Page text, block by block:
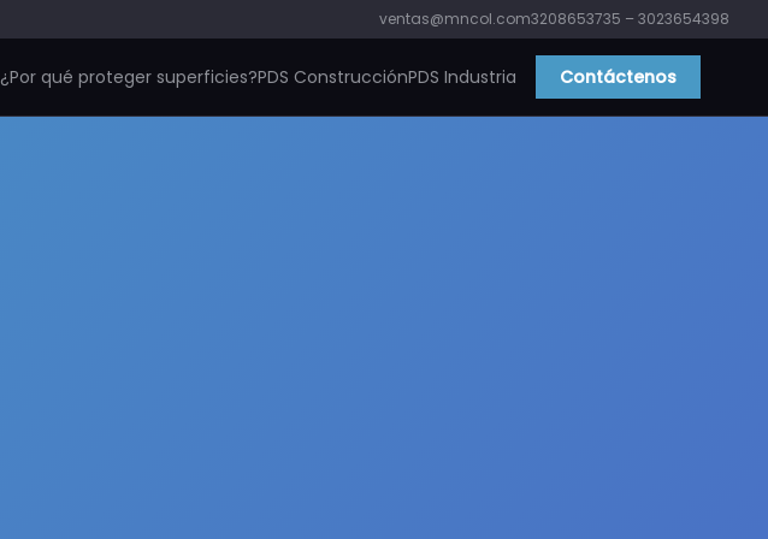
ventas@mncol.com3208653735 – 3023654398
¿Por qué proteger superficies?PDS ConstrucciónPDS Industria Contáctenos